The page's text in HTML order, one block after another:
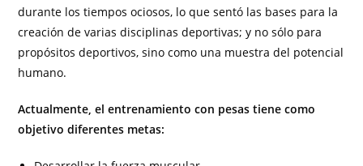
durante los tiempos ociosos, lo que sentó las bases para la
creación de varias disciplinas deportivas; y no sólo para
propósitos deportivos, sino como una muestra del potencial
humano.
Actualmente, el entrenamiento con pesas tiene como
objetivo diferentes metas: